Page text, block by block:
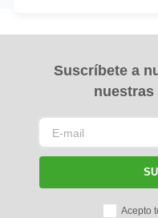
Suscríbete a
Acepto